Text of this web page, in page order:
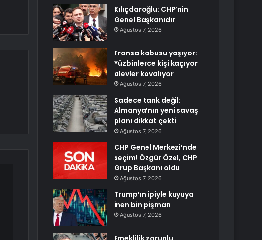
Kılıçdaroğlu: CHP’nin
Genel Başkanıdır
Ağustos 7, 2026
Fransa kabusu yaşıyor:
Yüzbinlerce kişi kaçıyor
alevler kovalıyor
Ağustos 7, 2026
Sadece tank değil:
Almanya’nın yeni savaş
planı dikkat çekti
Ağustos 7, 2026
CHP Genel Merkezi’nde
seçim! Özgür Özel, CHP
Grup Başkanı oldu
Ağustos 7, 2026
Trump’ın ipiyle kuyuya
inen bin pişman
Ağustos 7, 2026
Emeklilik zorunlu